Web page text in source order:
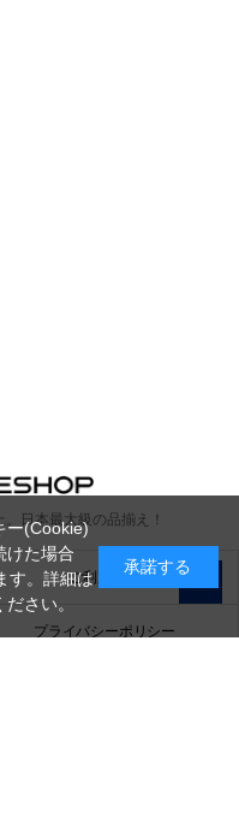
日本最大級の品揃え！
ご利用規約
プライバシーポリシー
ー(Cookie)
けた場合
す。詳細は
さい。
承諾する